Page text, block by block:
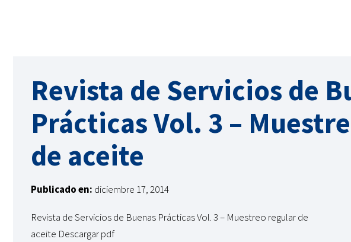
Revista de Servicios de
Prácticas Vol. 3 –
de aceite
Publicado en: diciembre 17, 2014
Revista de Servicios de Buenas Prácticas Vol. 3 – Muestreo regular de
aceite Descargar pdf